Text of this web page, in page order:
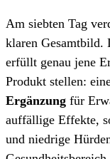
Am siebten Tag
klaren Gesamtbild.
erfüllt genau jene
Produkt stellen:
Ergänzung für
auffällige Effekte,
und niedrige